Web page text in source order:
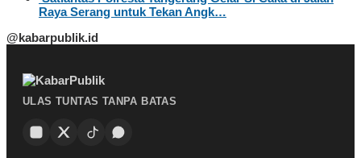
Raya Serang untuk Tekan Angk…
@kabarpublik.id
ULAS TUNTAS TANPA BATAS